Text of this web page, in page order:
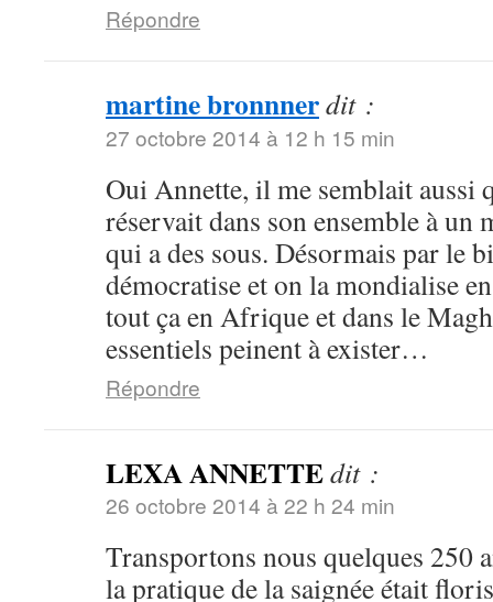
Répondre
martine bronnnerdit :
27 octobre 2014 à 12 h 15 min
Oui Annette, il me semblait aussi
réservait dans son ensemble à
qui a des sous. Désormais par le
démocratise et on la mondialise
tout ça en Afrique et dans le
essentiels peinent à exister…
Répondre
LEXA ANNETTEdit :
26 octobre 2014 à 22 h 24 min
Transportons nous quelques 250
la pratique de la saignée était